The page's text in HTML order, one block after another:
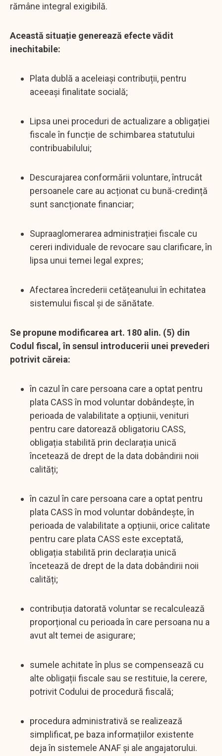
rămâne integral exigibilă.
Această situație generează efecte vădit
inechitabile:
Plata dublă a aceleiași contribuții, pentru
aceeași finalitate socială;
Lipsa unei proceduri de actualizare a obligației
fiscale în funcție de schimbarea statutului
contribuabilului;
Descurajarea conformării voluntare, întrucât
persoanele care au acționat cu bună-credință
sunt sancționate financiar;
Supraaglomerarea administrației fiscale cu
cereri individuale de revocare sau clarificare, în
lipsa unui temei legal expres;
Afectarea încrederii cetățeanului în echitatea
sistemului fiscal și de sănătate.
Se propune modificarea art. 180 alin. (5) din
Codul fiscal, în sensul introducerii unei prevederi
potrivit căreia:
în cazul în care persoana care a optat pentru
plata CASS în mod voluntar dobândește, în
perioada de valabilitate a opțiunii, venituri
pentru care datorează obligatoriu CASS,
obligația stabilită prin declarația unică
încetează de drept de la data dobândirii noii
calități;
în cazul în care persoana care a optat pentru
plata CASS în mod voluntar dobândește, în
perioada de valabilitate a opțiunii, orice calitate
pentru care plata CASS este exceptată,
obligația stabilită prin declarația unică
încetează de drept de la data dobândirii noii
calități;
contribuția datorată voluntar se recalculează
proporțional cu perioada în care persoana nu a
avut alt temei de asigurare;
sumele achitate în plus se compensează cu
alte obligații fiscale sau se restituie, la cerere,
potrivit Codului de procedură fiscală;
procedura administrativă se realizează
simplificat, pe baza informațiilor existente
deja în sistemele ANAF și ale angajatorului.